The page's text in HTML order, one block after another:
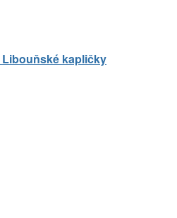
kapličky